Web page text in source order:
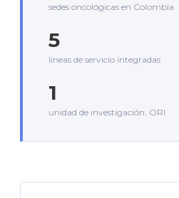
sedes oncológicas en Colombia
5
líneas de servicio integradas
1
unidad de investigación: ORI